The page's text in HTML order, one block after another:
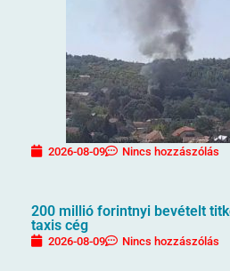
2026-08-09 Nincs hozzászólás
200 millió forintnyi bevételt
taxis cég
2026-08-09 Nincs hozzászólás